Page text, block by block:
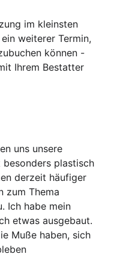
im kleinsten
weiterer Termin,
können -
Ihrem Bestatter
uns unsere
plastisch
derzeit häufiger
zum Thema
Ich habe mein
etwas ausgebaut.
Muße haben, sich